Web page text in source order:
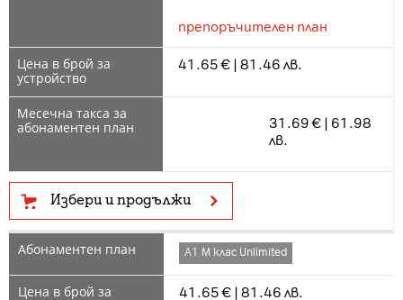
препоръчителен план
41.65 € | 81.46 лв.
31.69 € | 61.98
лв.
Избери и продължи
А1 М клас Unlimited
41.65 € | 81.46 лв.